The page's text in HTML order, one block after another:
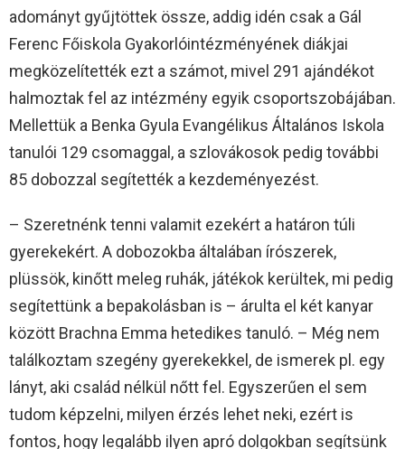
adományt gyűjtöttek össze, addig idén csak a Gál
Ferenc Főiskola Gyakorlóintézményének diákjai
megközelítették ezt a számot, mivel 291 ajándékot
halmoztak fel az intézmény egyik csoportszobájában.
Mellettük a Benka Gyula Evangélikus Általános Iskola
tanulói 129 csomaggal, a szlovákosok pedig további
85 dobozzal segítették a kezdeményezést.
– Szeretnénk tenni valamit ezekért a határon túli
gyerekekért. A dobozokba általában írószerek,
plüssök, kinőtt meleg ruhák, játékok kerültek, mi pedig
segítettünk a bepakolásban is – árulta el két kanyar
között Brachna Emma hetedikes tanuló. – Még nem
találkoztam szegény gyerekekkel, de ismerek pl. egy
lányt, aki család nélkül nőtt fel. Egyszerűen el sem
tudom képzelni, milyen érzés lehet neki, ezért is
fontos, hogy legalább ilyen apró dolgokban segítsünk